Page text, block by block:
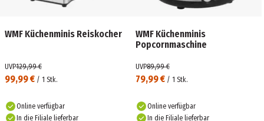
WMF Küchenminis Reiskocher
99,99 € / 1 Stk.
UVP129,99 €
Online verfügbar
In die Filiale lieferbar
WMF Küchenminis
Popcornmaschine
79,99 € / 1 Stk.
UVP89,99 €
Online verfügbar
In die Filiale lieferbar